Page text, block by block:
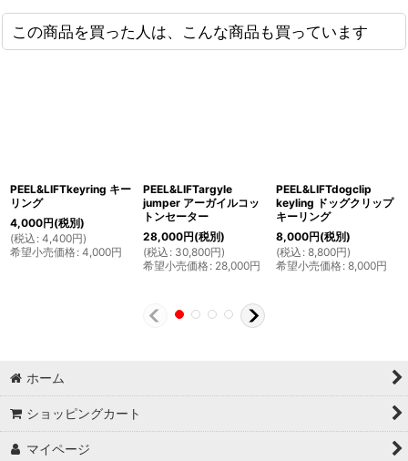
この商品を買った人は、こんな商品も買っています
PEEL&LIFTkeyring キー
リング
4,000円(税別)
(税込 : 4,400円)
希望小売価格: 4,000円
PEEL&LIFTargyle
jumper アーガイルコッ
トンセーター
28,000円(税別)
(税込 : 30,800円)
希望小売価格: 28,000円
PEEL&LIFTdogclip
keyling ドッグクリップ
キーリング
8,000円(税別)
(税込 : 8,800円)
希望小売価格: 8,000円
ホーム
ショッピングカート
マイページ